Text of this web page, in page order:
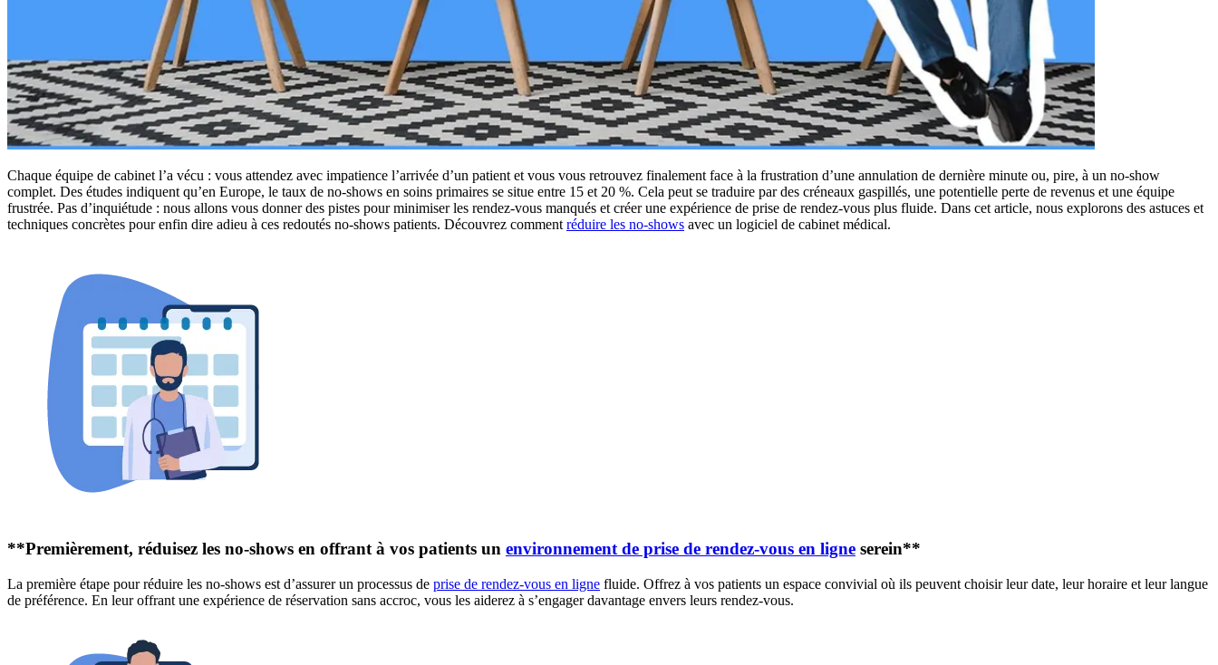
Chaque équipe de cabinet l’a vécu : vous attendez avec impatience l’arrivée d’un patient et vous vous retrouvez finalement face à la frustration d’une annulation de dernière minute ou, pire, à un no-show
complet. Des études indiquent qu’en Europe, le taux de no-shows en soins primaires se situe entre 15 et 20 %. Cela peut se traduire par des créneaux gaspillés, une potentielle perte de revenus et une équipe
frustrée. Pas d’inquiétude : nous allons vous donner des pistes pour minimiser les rendez-vous manqués et créer une expérience de prise de rendez-vous plus fluide. Dans cet article, nous explorons des astuces et
techniques concrètes pour enfin dire adieu à ces redoutés no-shows patients. Découvrez comment réduire les no-shows avec un logiciel de cabinet médical.
**Premièrement, réduisez les no-shows en offrant à vos patients un environnement de prise de rendez-vous en ligne serein**
La première étape pour réduire les no-shows est d’assurer un processus de prise de rendez-vous en ligne fluide. Offrez à vos patients un espace convivial où ils peuvent choisir leur date, leur horaire et leur langue
de préférence. En leur offrant une expérience de réservation sans accroc, vous les aiderez à s’engager davantage envers leurs rendez-vous.